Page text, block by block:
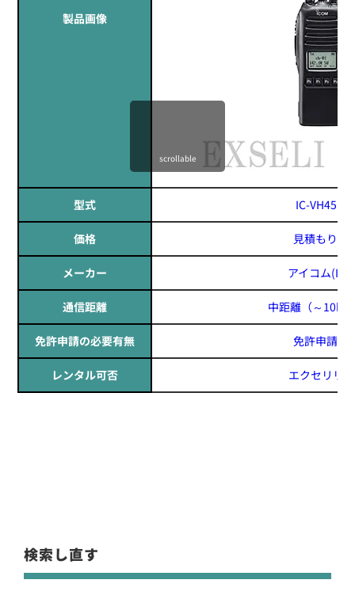
製品画像
型式 IC-
価格 見積もりす
メーカー アイコム
通信距離 中距離（～10km
免許申請の必要有無 免許申請必
レンタル可否 エクセリリ
scrollable
検索し直す